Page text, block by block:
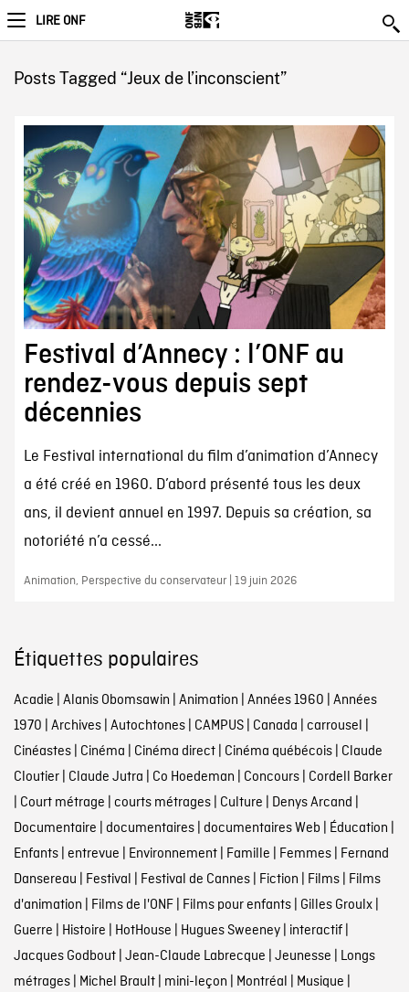
LIRE ONF
Posts Tagged “Jeux de l’inconscient”
Festival d’Annecy : l’ONF au
rendez-vous depuis sept
décennies
Le Festival international du film d’animation d’Annecy
a été créé en 1960. D’abord présenté tous les deux
ans, il devient annuel en 1997. Depuis sa création, sa
notoriété n’a cessé...
Animation, Perspective du conservateur | 19 juin 2026
Étiquettes populaires
Acadie Alanis Obomsawin Animation Années 1960 Années
1970 Archives| Autochtones| CAMPUS| Canada carrousel
Cinéastes| Cinéma Cinéma direct| Cinéma québécois| Claude
Cloutier| Claude Jutra Co Hoedeman Concours| Cordell Barker
Court métrage courts métrages| Culture Denys Arcand
Documentaire documentaires| documentaires Web Éducation
Enfants| entrevue Environnement| Famille Femmes| Fernand
Dansereau Festival Festival de Cannes| Fiction Films| Films
d'animation Films de l'ONF| Films pour enfants| Gilles Groulx|
Guerre Histoire HotHouse Hugues Sweeney| interactif|
Jacques Godbout| Jean-Claude Labrecque Jeunesse Longs
métrages| Michel Brault| mini-leçon Montréal Musique